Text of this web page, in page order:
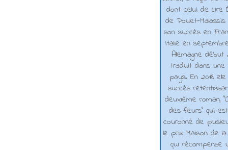
dont celui de Lire
de Poulet-
son succès en
Italie en
Allemagne début
traduit dans une
pays. En 2018
succès
deuxième roman,
des fleurs" qui
couronné de
le prix Maison de la
qui récompense